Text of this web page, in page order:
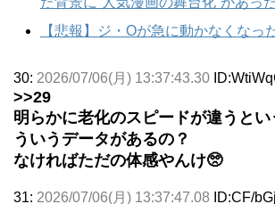
【悲報】ジ・Oが急に動かなくなっ
30: 2026/07/06(月) 13:37:43.30
>>29
明らかに老化のスピードが違うと
ういうデータがあるの？
なければただの体感やんけ🥺
31: 2026/07/06(月) 13:37:47.08 ID:CF/